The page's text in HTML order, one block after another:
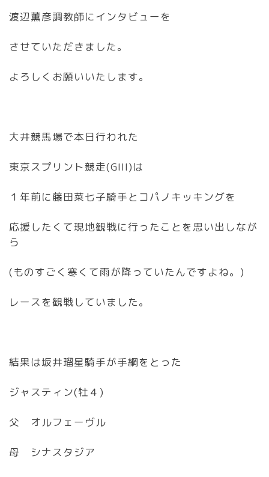
渡辺薫彦調教師にインタビューを
させていただきました。
よろしくお願いいたします。
大井競馬場で本日行われた
東京スプリント競走(GIII)は
１年前に藤田菜七子騎手とコパノキッキングを
応援したくて現地観戦に行ったことを思い出しなが
ら
(ものすごく寒くて雨が降っていたんですよね。)
レースを観戦していました。
結果は坂井瑠星騎手が手綱をとった
ジャスティン(牡４)
父 オルフェーヴル
母 シナスタジア